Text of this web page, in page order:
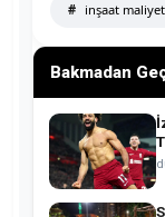
inşaat
Bakmadan